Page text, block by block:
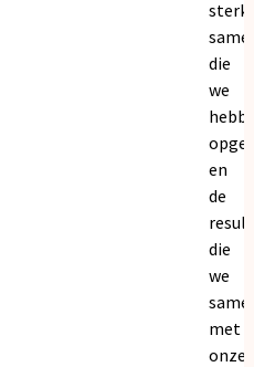
die
we
en
de
die
we
met
onze